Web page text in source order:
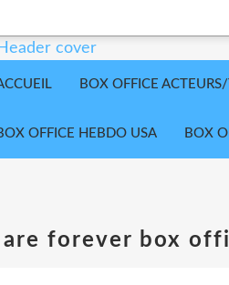
BOX OFFICE
OFFICE HEBDO USA BOX
are forever box